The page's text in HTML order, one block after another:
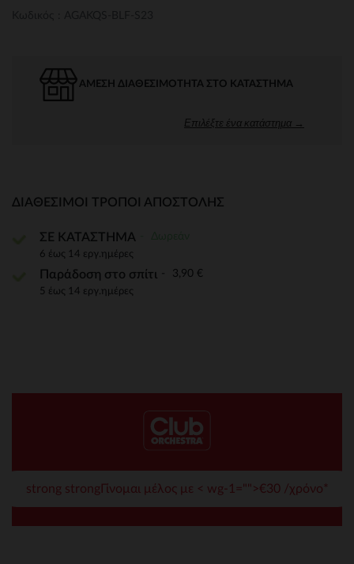
ΆΜΕΣΗ ΔΙΑΘΕΣΙΜΌΤΗΤΑ ΣΤΟ ΚΑΤΆΣΤΗΜΑ
Επιλέξτε ένα κατάστημα →
ΔΙΑΘΈΣΙΜΟΙ ΤΡΌΠΟΙ ΑΠΟΣΤΟΛΉΣ
ΣΕ ΚΑΤΑΣΤΗΜΑ
6 έως 14 εργ.ημέρες
Παράδοση στο σπίτι 3,90 €
5 έως 14 εργ.ημέρες
strong strongΓίνομαι μέλος με < wg-1="">€30 /χρόνο*